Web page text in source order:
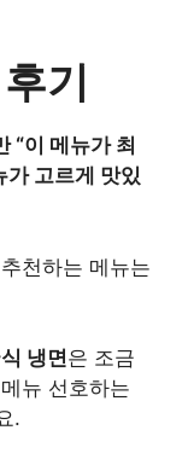
기
“이 메뉴가 최
가 고르게 맛있
천하는 메뉴는
냉면은 조금
뉴 선호하는
.